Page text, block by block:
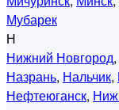
Мубарек
Н
Нижний Новгород,
Назрань, Нальчик,
Нефтеюганск,